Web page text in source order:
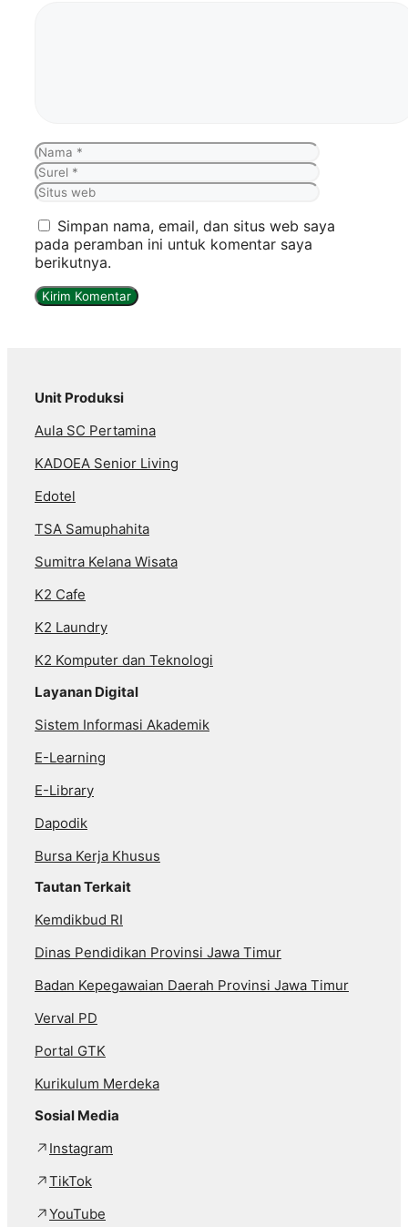
Nama
Simpan nama, email, dan situs web saya
pada peramban ini untuk komentar saya
berikutnya.
Unit Produksi
Aula SC Pertamina
KADOEA Senior Living
Edotel
TSA Samuphahita
Sumitra Kelana Wisata
K2 Cafe
K2 Laundry
K2 Komputer dan Teknologi
Layanan Digital
Sistem Informasi Akademik
E-Learning
E-Library
Dapodik
Bursa Kerja Khusus
Tautan Terkait
Kemdikbud RI
Dinas Pendidikan Provinsi Jawa Timur
Badan Kepegawaian Daerah Provinsi Jawa Timur
Verval PD
Portal GTK
Kurikulum Merdeka
Sosial Media
Instagram
TikTok
YouTube